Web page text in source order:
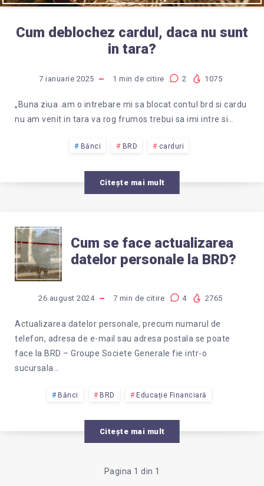
Cum deblochez cardul, daca nu sunt
in tara?
7 ianuarie 2025 1 min de citire 2 1075
„Buna ziua .am o intrebare mi sa blocat contul brd si cardu
nu am venit in tara va rog frumos trebui sa imi intre si…
Bănci BRD carduri
Citește mai mult
CUM
SE
FACE
ACTUALIZAREA
DATELOR
PERSONALE
LA
BRD?
Cum se face actualizarea
datelor personale la BRD?
26 august 2024 7 min de citire 4 2765
Actualizarea datelor personale, precum numarul de
telefon, adresa de e-mail sau adresa postala se poate
face la BRD – Groupe Societe Generale fie intr-o
sucursala…
Bănci BRD Educație Financiară
Citește mai mult
Pagina 1 din 1